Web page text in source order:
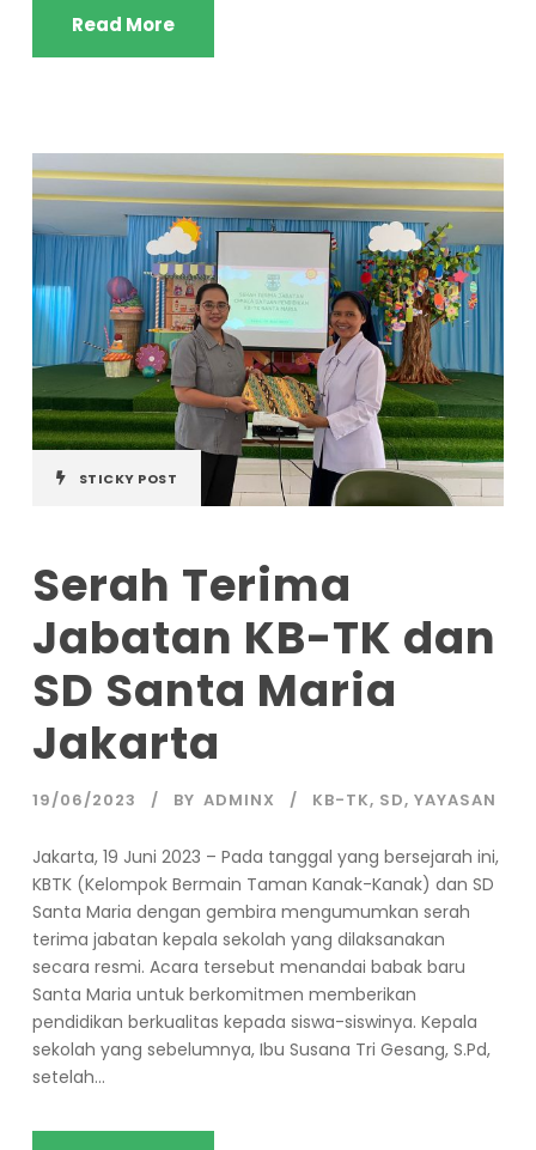
Read More
STICKY POST
Serah Terima
Jabatan KB-TK dan
SD Santa Maria
Jakarta
19/06/2023 BY ADMINX KB-TK, SD, YAYASAN
Jakarta, 19 Juni 2023 – Pada tanggal yang bersejarah ini,
KBTK (Kelompok Bermain Taman Kanak-Kanak) dan SD
Santa Maria dengan gembira mengumumkan serah
terima jabatan kepala sekolah yang dilaksanakan
secara resmi. Acara tersebut menandai babak baru
Santa Maria untuk berkomitmen memberikan
pendidikan berkualitas kepada siswa-siswinya. Kepala
sekolah yang sebelumnya, Ibu Susana Tri Gesang, S.Pd,
setelah...